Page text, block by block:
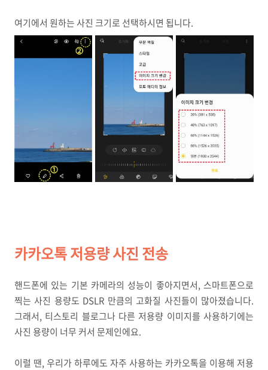
여기에서 원하는 사진 크기로 선택하시면 됩니다.
카카오톡 저용량 사진 전송
핸드폰에 있는 기본 카메라의 성능이 좋아지면서, 스마트폰으로
찍는 사진 용량도 DSLR 만큼의 고화질 사진들이 많아졌습니다.
그래서, 티스토리 블로그나 다른 저용량 이미지를 사용하기에는
사진 용량이 너무 커서 문제인에요.
이럴 땐, 우리가 하루에도 자주 사용하는 카카오톡을 이용해 저용